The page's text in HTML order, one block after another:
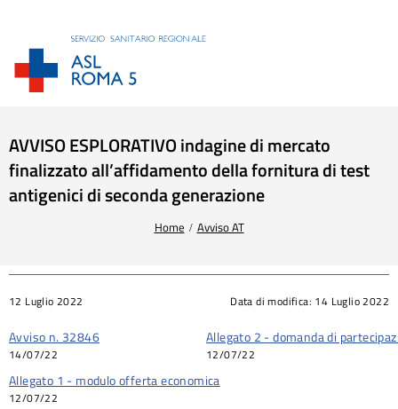
AVVISO ESPLORATIVO indagine di mercato
finalizzato all’affidamento della fornitura di test
antigenici di seconda generazione
Home Avviso AT
Data di modifica: 14 Luglio 2022
12 Luglio 2022
Avviso n. 32846
14/07/22
Allegato 1 - modulo offerta economica
12/07/22
Allegato 2 - domanda di
12/07/22